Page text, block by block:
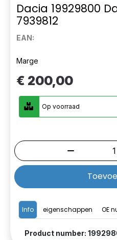
Dacia 19929800
7939812
EAN:
Info eigenschappen OE
Product number:
Marge
€ 200,00
Op voorraad